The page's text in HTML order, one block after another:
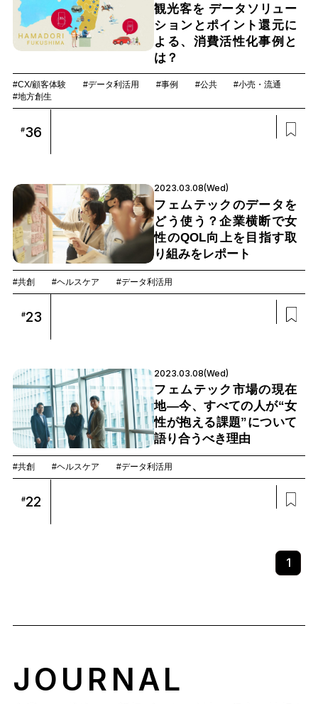
観光客を データソリュー
ションとポイント還元に
よる、消費活性化事例と
は？
#CX/顧客体験 #データ利活用 #事例 #公共
#小売・流通
#地方創生
#36
2023.03.08(Wed)
フェムテックのデータを
どう使う？企業横断で女
性のQOL向上を目指す取
り組みをレポート
#共創 #ヘルスケア #データ利活用
#23
2023.03.08(Wed)
フェムテック市場の現在
地—今、すべての人が“女
性が抱える課題”について
語り合うべき理由
#共創 #ヘルスケア #データ利活用
#22
1
JOURNAL